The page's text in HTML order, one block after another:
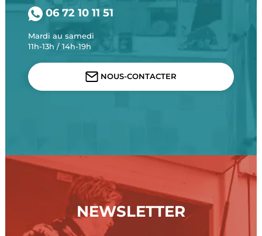
06 72 10 11 51
Mardi au samedi
11h-13h / 14h-19h
NOUS-CONTACTER
NEWSLETTER